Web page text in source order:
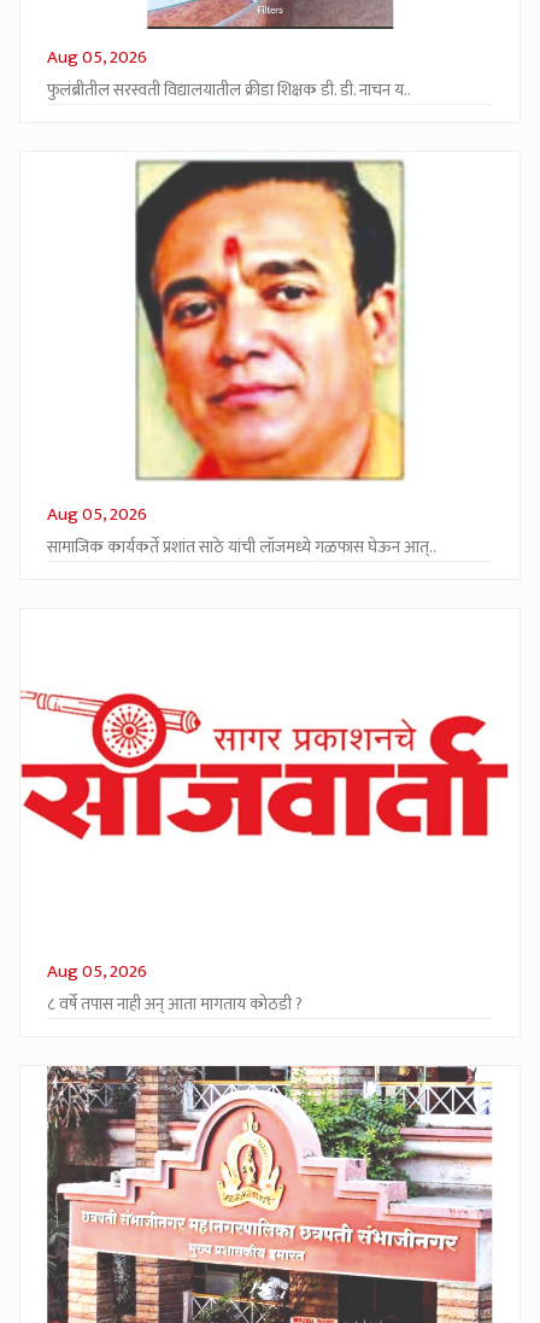
Aug 05, 2026
फुलंब्रीतील सरस्वती विद्यालयातील क्रीडा शिक्षक डी. डी. नाचन य..
Aug 05, 2026
सामाजिक कार्यकर्ते प्रशांत साठे यांची लॉजमध्ये गळफास घेऊन आत्..
Aug 05, 2026
८ वर्षे तपास नाही अन् आता मागताय कोठडी ?